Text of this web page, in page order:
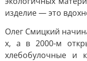
изделие — это
Олег Смицкий
х, а в 2000-м
хлебобулочные и